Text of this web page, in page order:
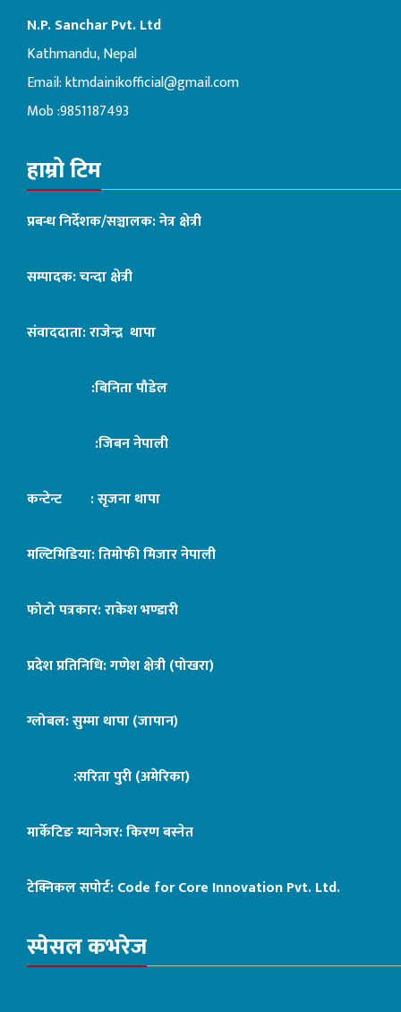
N.P. Sanchar Pvt. Ltd
Kathmandu, Nepal
Email:ktmdainikofficial@gmail.com
Mob :9851187493
हाम्रो टिम
प्रबन्ध निर्देशक/सञ्चालक: नेत्र क्षेत्री
सम्पादक: चन्दा क्षेत्री
संवाददाता: राजेन्द्र थापा
:बिनिता पौडेल
:जिबन नेपाली
कन्टेन्ट : सृजना थापा
मल्टिमिडिया: तिमोफी मिजार नेपाली
फोटो पत्रकार: राकेश भण्डारी
प्रदेश प्रतिनिधि: गणेश क्षेत्री (पोखरा)
ग्लोबल: सुम्मा थापा (जापान)
:सरिता पुरी (अमेरिका)
मार्केटिङ म्यानेजर: किरण बस्नेत
टेक्निकल सपोर्ट:Code for Core Innovation Pvt. Ltd.
स्पेसल कभरेज